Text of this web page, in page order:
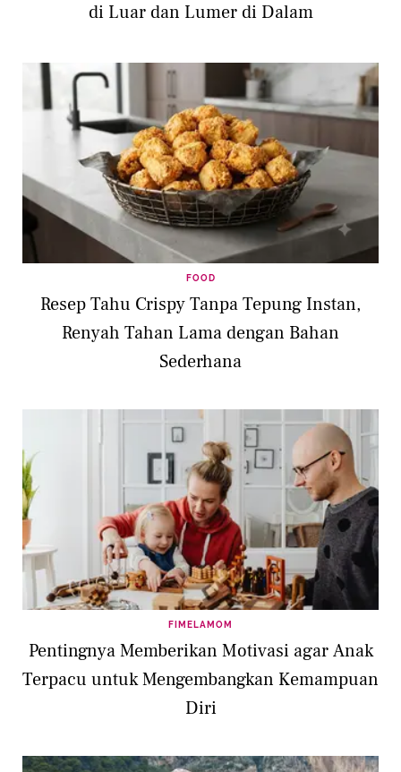
di Luar dan Lumer di Dalam
FOOD
Resep Tahu Crispy Tanpa Tepung Instan,
Renyah Tahan Lama dengan Bahan
Sederhana
FIMELAMOM
Pentingnya Memberikan Motivasi agar Anak
Terpacu untuk Mengembangkan Kemampuan
Diri